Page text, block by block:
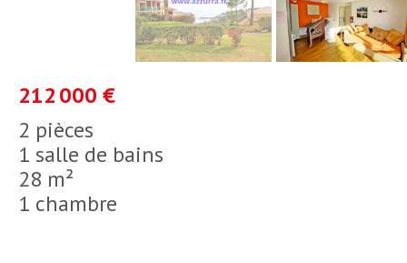
2 pièces
1 salle de bains
28 m²
1 chambre
212 000 €